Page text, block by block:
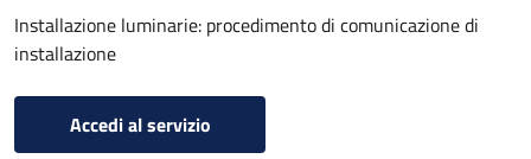
Installazione luminarie: procedimento di comunicazione di
installazione
Accedi al servizio